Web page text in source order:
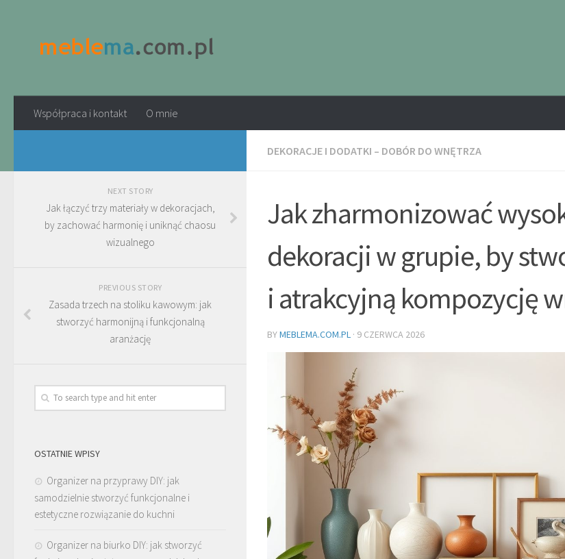
Współpraca i kontakt O mnie
DEKORACJE I DODATKI – DOBÓR DO WNĘTRZA
Jak zharmonizować
dekoracji w grupie, by
i atrakcyjną kompozycję
BYMEBLEMA.COM.PL · 9 CZERWCA 2026
NEXT STORY
Jak łączyć trzy materiały w dekoracjach,
by zachować harmonię i uniknąć chaosu
wizualnego
PREVIOUS STORY
Zasada trzech na stoliku kawowym: jak
stworzyć harmonijną i funkcjonalną
aranżację
OSTATNIE WPISY
Organizer na przyprawy DIY: jak
samodzielnie stworzyć funkcjonalne i
estetyczne rozwiązanie do kuchni
Organizer na biurko DIY: jak stworzyć